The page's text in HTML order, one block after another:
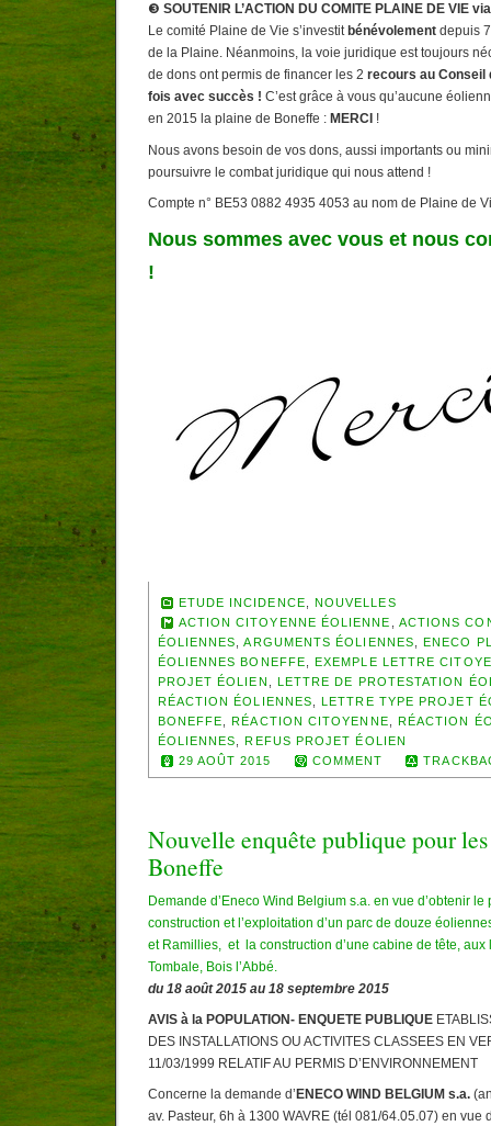
❸ SOUTENIR L’ACTION DU COMITE PLAINE DE VIE
Le comité Plaine de Vie s’investit bénévolement depuis
de la Plaine. Néanmoins, la voie juridique est toujours
de dons ont permis de financer les 2 recours au Conseil
fois avec succès ! C’est grâce à vous qu’aucune
en 2015 la plaine de Boneffe : MERCI !
Nous avons besoin de vos dons, aussi importants ou
poursuivre le combat juridique qui nous attend !
Compte n° BE53 0882 4935 4053 au nom de Plaine de
Nous sommes avec vous et nous
!
ETUDE INCIDENCE, NOUVELLES
ACTION CITOYENNE ÉOLIENNE , ACTIONS
ÉOLIENNES,ARGUMENTS ÉOLIENNES,
ENECO
ÉOLIENNES BONEFFE,
EXEMPLE LETTRE
PROJET ÉOLIEN ,
LETTRE DE PROTESTATION
RÉACTION ÉOLIENNES,
LETTRE TYPE PROJET
BONEFFE, RÉACTION CITOYENNE,
RÉACTION
ÉOLIENNES,
REFUS PROJET ÉOLIEN
29 AOÛT 2015
COMMENT
Nouvelle enquête publique pour
Boneffe
Demande d’Eneco Wind Belgium s.a. en vue d’obtenir
construction et l’exploitation d’un parc de douze
et Ramillies, et la construction d’une cabine de tête, aux
Tombale, Bois l’Abbé.
du 18 août 2015 au 18 septembre 2015
AVIS à la POPULATION- ENQUETE PUBLIQUE
DES INSTALLATIONS OU ACTIVITES CLASSEES EN
11/03/1999 RELATIF AU PERMIS D’ENVIRONNEMENT
Concerne la demande d’ ENECO WIND BELGIUM s.a.
av. Pasteur, 6h à 1300 WAVRE (tél 081/64.05.07) en vue